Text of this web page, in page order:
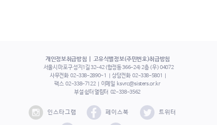
개인정보취급방침 고유식별정보(주민번호)취급방침
서울시 마포구 성지1길 32-42 (합정동 366-24) 2층 (우) 04072
사무전화 02-338-2890~1 상담전화 02-338-5801
팩스 02-338-7122 이메일 ksvrc@sisters.or.kr
부설 쉼터 열림터 02-338-3562
인스타그램 페이스북 트위터